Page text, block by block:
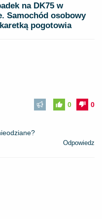
na DK75 w
Samochód osobowy
pogotowia
0
0
Odpowiedz